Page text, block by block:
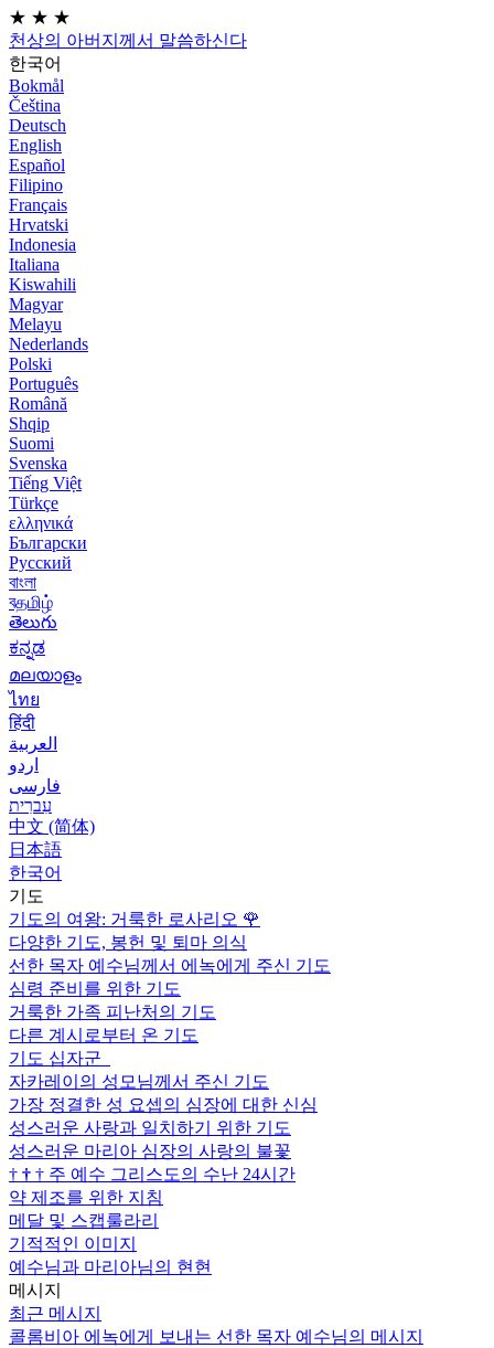
★ ★ ★
천상의 아버지께서 말씀하신다
한국어
Bokmål
Čeština
Deutsch
English
Español
Filipino
Français
Hrvatski
Indonesia
Italiana
Kiswahili
Magyar
Melayu
Nederlands
Polski
Português
Română
Shqip
Suomi
Svenska
Tiếng Việt
Türkçe
ελληνικά
Български
Русский
বাংলা
বதமிழ்
తెలుగు
ಕನ್ನಡ
മലയാളം
ไทย
हिंदी
العربية
اردو
فارسی
עִברִית
中文 (简体)
日本語
한국어
기도
기도의 여왕: 거룩한 로사리오 🌹
다양한 기도, 봉헌 및 퇴마 의식
선한 목자 예수님께서 에녹에게 주신 기도
심령 준비를 위한 기도
거룩한 가족 피난처의 기도
다른 계시로부터 온 기도
기도 십자군
자카레이의 성모님께서 주신 기도
가장 정결한 성 요셉의 심장에 대한 신심
성스러운 사랑과 일치하기 위한 기도
성스러운 마리아 심장의 사랑의 불꽃
† † † 주 예수 그리스도의 수난 24시간
약 제조를 위한 지침
메달 및 스캡룰라리
기적적인 이미지
예수님과 마리아님의 현현
메시지
최근 메시지
콜롬비아 에녹에게 보내는 선한 목자 예수님의 메시지